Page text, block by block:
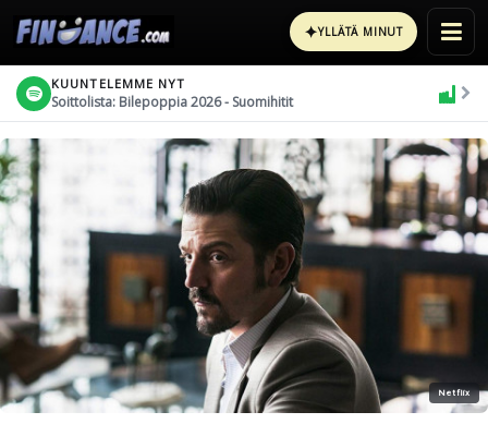
✦YLLÄTÄ MINUT
KUUNTELEMME NYT
Soittolista: Bilepoppia 2026 - Suomihitit
Netflix